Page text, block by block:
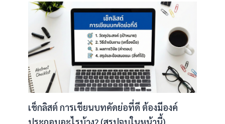
เช็กลิสต์ การเขียนบทคัดย่อที่ดี ต้องมีองค์